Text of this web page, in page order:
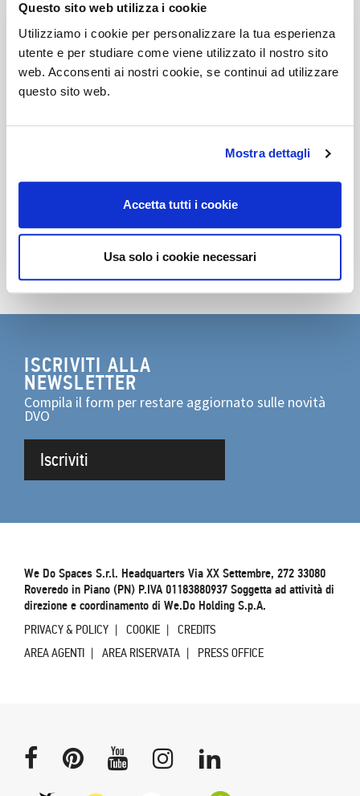
Questo sito web utilizza i cookie
Utilizziamo i cookie per personalizzare la tua esperienza
utente e per studiare come viene utilizzato il nostro sito
web. Acconsenti ai nostri cookie, se continui ad utilizzare
questo sito web.
Mostra dettagli
Accetta tutti i cookie
Usa solo i cookie necessari
ISCRIVITI ALLA
NEWSLETTER
Compila il form per restare aggiornato sulle novità
DVO
Iscriviti
We Do Spaces S.r.l. Headquarters Via XX Settembre, 272 33080
Roveredo in Piano (PN) P.IVA 01183880937 Soggetta ad attività di
direzione e coordinamento di We.Do Holding S.p.A.
PRIVACY & POLICY COOKIE
CREDITS
AREA AGENTI
AREA RISERVATA PRESS OFFICE